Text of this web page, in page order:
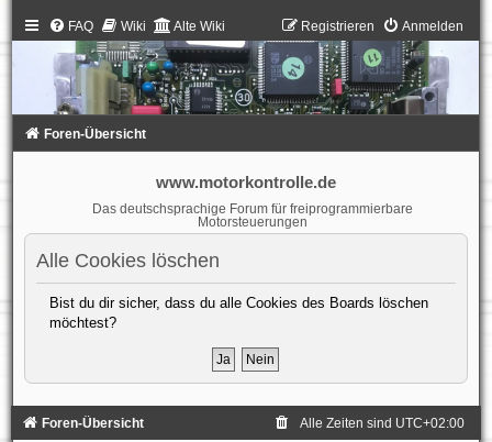
FAQ Wiki Alte Wiki Anmelden
Registrieren
Foren-Übersicht
www.motorkontrolle.de
Das deutschsprachige Forum für freiprogrammierbare
Motorsteuerungen
Alle Cookies löschen
Bist du dir sicher, dass du alle Cookies des Boards löschen
möchtest?
Foren-Übersicht Alle Zeiten sind UTC+02:00